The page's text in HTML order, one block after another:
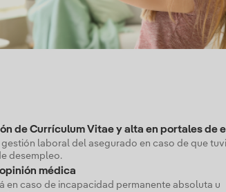
de Currículum Vitae y alta en portales de
gestión laboral del asegurado en caso de que
desempleo.
médica
en caso de incapacidad permanente absoluta u